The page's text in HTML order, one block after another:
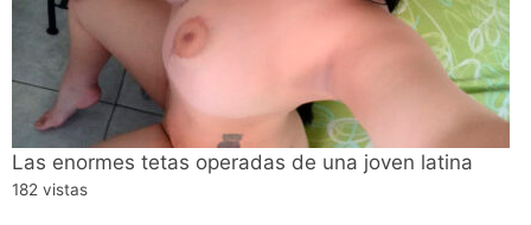
Las enormes tetas operadas de una joven latina
182 vistas